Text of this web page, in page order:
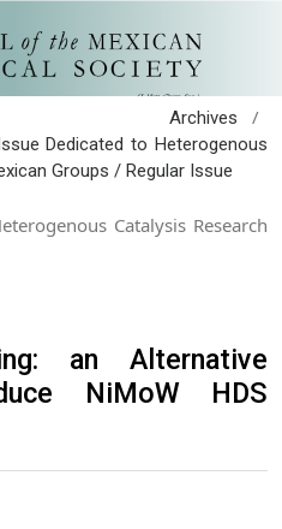
Archives /
Dedicated to Heterogenous
Groups / Regular Issue
Catalysis Research
an Alternative
NiMoW HDS